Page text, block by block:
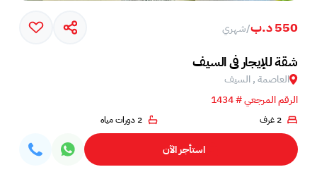
550 د.ب /شهري
شقة للإيجار في السيف
العاصمة , السيف
الرقم المرجعي # 1434
2 غرف 2 دورات مياه
استأجر الآن